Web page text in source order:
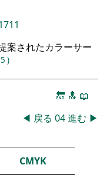
案されたカラーサー
5 )
🔚 🔝 📖
◀ 戻る 04進む ▶
CMYK